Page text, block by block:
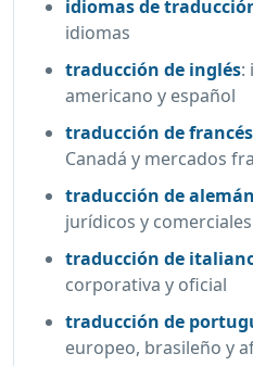
idiomas de
idiomas
traducción de inglés:
americano y español
traducción de francés
Canadá y mercados
traducción de alemán
jurídicos y comerciales
traducción de
corporativa y oficial
traducción de
europeo, brasileño y